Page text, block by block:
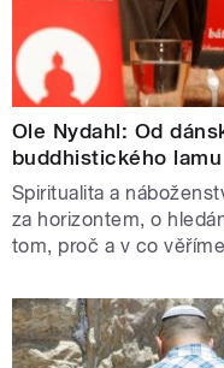
Ole Nydahl: Od
buddhistického lamu
Spiritualita a
za horizontem, o
tom, proč a v co